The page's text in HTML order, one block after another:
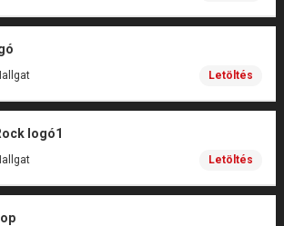
Letöltés
logó1
Letöltés